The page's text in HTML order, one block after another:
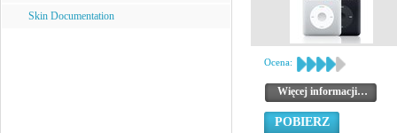
Skin Documentation
Ocena:
Więcej informacji…
POBIERZ